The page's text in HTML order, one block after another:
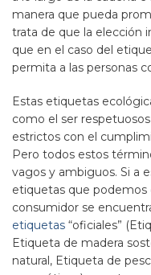
manera que pueda
trata de que la elección
que en el caso del
permita a las personas
Estas etiquetas
como el ser
estrictos con el
Pero todos estos
vagos y ambiguos. Si a
etiquetas que podemos
consumidor se
etiquetas “oficiales”
Etiqueta de madera
natural, Etiqueta de